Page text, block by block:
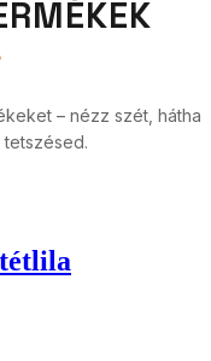
– nézz szét, hátha
tetszésed.